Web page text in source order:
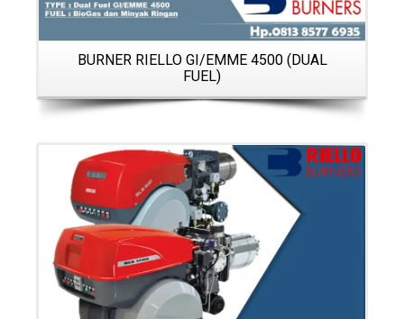
BURNER RIELLO GI/EMME 4500 (DUAL
FUEL)
Details